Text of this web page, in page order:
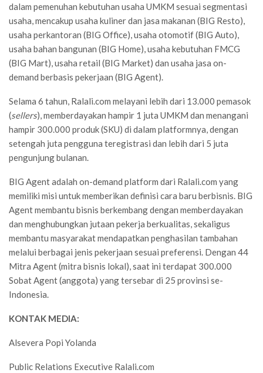
dalam pemenuhan kebutuhan usaha UMKM sesuai segmentasi
usaha, mencakup usaha kuliner dan jasa makanan (BIG Resto),
usaha perkantoran (BIG Office), usaha otomotif (BIG Auto),
usaha bahan bangunan (BIG Home), usaha kebutuhan FMCG
(BIG Mart), usaha retail (BIG Market) dan usaha jasa on-
demand berbasis pekerjaan (BIG Agent).
Selama 6 tahun, Ralali.com melayani lebih dari 13.000 pemasok
(sellers), memberdayakan hampir 1 juta UMKM dan menangani
hampir 300.000 produk (SKU) di dalam platformnya, dengan
setengah juta pengguna teregistrasi dan lebih dari 5 juta
pengunjung bulanan.
BIG Agent adalah on-demand platform dari Ralali.com yang
memiliki misi untuk memberikan definisi cara baru berbisnis. BIG
Agent membantu bisnis berkembang dengan memberdayakan
dan menghubungkan jutaan pekerja berkualitas, sekaligus
membantu masyarakat mendapatkan penghasilan tambahan
melalui berbagai jenis pekerjaan sesuai preferensi. Dengan 44
Mitra Agent (mitra bisnis lokal), saat ini terdapat 300.000
Sobat Agent (anggota) yang tersebar di 25 provinsi se-
Indonesia.
KONTAK MEDIA:
Alsevera Popi Yolanda
Public Relations Executive Ralali.com